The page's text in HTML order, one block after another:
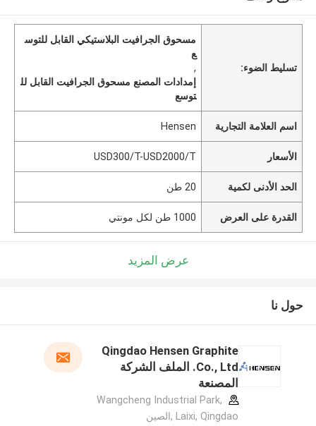
تسليط الضوء:
مسحوق الجرافيت البلاستيكي القابل للتوس
ع
,
إمدادات المصنع مسحوق الجرافيت القابل لل
توسع
اسم العلامة التجارية Hensen
الأسعار USD300/T-USD2000/T
الحد الأدنى لكمية 20 طن
القدرة على العرض 1000 طن لكل مونتي
عرض المزيد
حول نا
Qingdao Hensen Graphite
Co., Ltd. الملف الشركة
المصنعة
Wangcheng Industrial Park,
Laixi, Qingdao ,الصين